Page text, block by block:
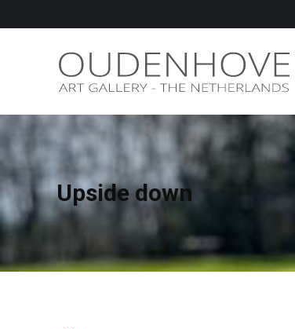
Upside down